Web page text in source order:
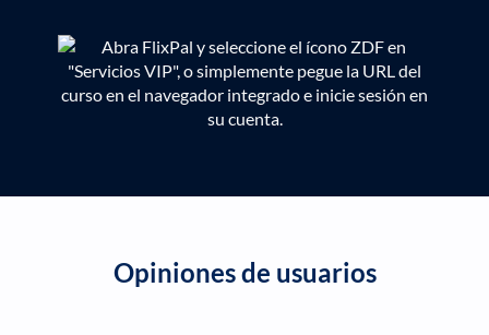
Opiniones de usuarios